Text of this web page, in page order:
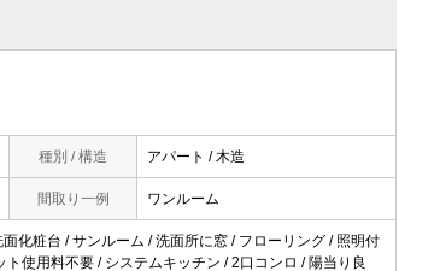
種別 / 構造 アパート / 木造
間取り一例 ワンルーム
化粧台 / サンルーム / 洗面所に窓 / フローリング / 照明付
使用料不要 / システムキッチン / 2口コンロ / 陽当り良